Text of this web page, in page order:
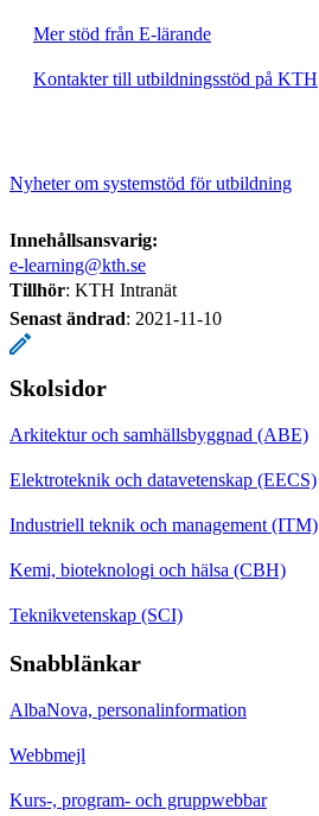
Mer stöd från E-lärande
Kontakter till utbildningsstöd på KTH
Nyheter om systemstöd för utbildning
Innehållsansvarig:
e-learning@kth.se
Tillhör: KTH Intranät
Senast ändrad: 2021-11-10
Skolsidor
Arkitektur och samhällsbyggnad (ABE)
Elektroteknik och datavetenskap (EECS)
Industriell teknik och management (ITM)
Kemi, bioteknologi och hälsa (CBH)
Teknikvetenskap (SCI)
Snabblänkar
AlbaNova, personalinformation
Webbmejl
Kurs-, program- och gruppwebbar